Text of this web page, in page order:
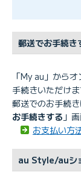
郵送でお手続き
「My au」から
手続きいただけま
郵送でのお手続
お手続きする 」
お支払い方
au Style/auシ